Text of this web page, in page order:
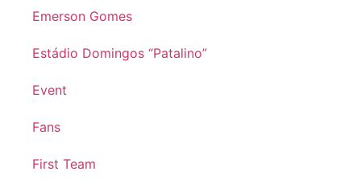
Emerson Gomes
Estádio Domingos “Patalino”
Event
Fans
First Team